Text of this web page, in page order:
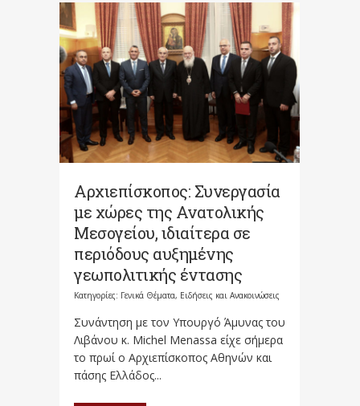
Αρχιεπίσκοπος: Συνεργασία
με χώρες της Ανατολικής
Μεσογείου, ιδιαίτερα σε
περιόδους αυξημένης
γεωπολιτικής έντασης
Κατηγορίες: Γενικά Θέματα, Ειδήσεις και Ανακοινώσεις
Συνάντηση με τον Υπουργό Άμυνας του
Λιβάνου κ. Michel Menassa είχε σήμερα
το πρωί ο Αρχιεπίσκοπος Αθηνών και
πάσης Ελλάδος...